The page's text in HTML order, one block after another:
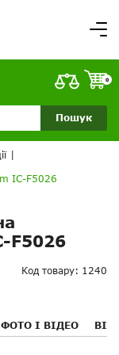
Пошук
0
IC-F5026
F5026
Код товару: 1240
ФОТО І ВІДЕО